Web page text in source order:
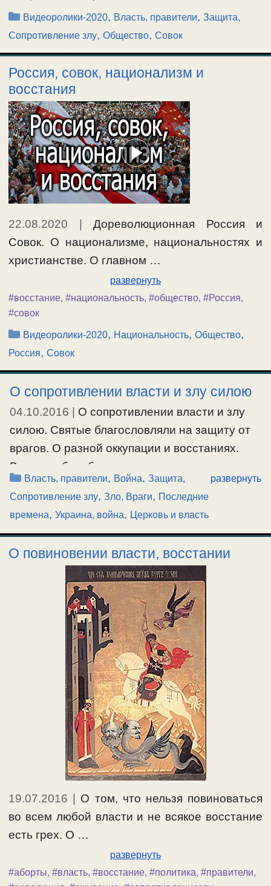
Рубрики
Видеоролики-2020, Власть, правители,Защита,
Сопротивление злу, Общество, Совок
Россия, совок, национализм и
восстания
22.08.2020 | Дореволюционная Россия и
Совок. О национализме, национальностях и
христианстве. О главном …
развернуть
#восстание, #национальность, #общество, #Россия,
#совок
Рубрики
Видеоролики-2020, Национальность,Общество,
Россия, Совок
О сопротивлении власти и злу силою
04.10.2016
О сопротивлении власти и злу
силою. Святые благословляли на защиту от
врагов. О разной оккупации и восстаниях.
Внешняя борьба со злом и внутренние
изменения к добру. О различном
революционном духе, революции 1917г и
борьбе за правду. Пример царя и пророка
Давида в его отношении к врагам, в жизни и в
Псалтири. О моих призывах и наставлениях
людей. Об анафеме на советскую власть.
#восстание,#враги,#общество, #правда
#равнодушие, #советскаявласть
#сопротивлениезлу
Рубрики
Власть, правители, Война,Защита,
Сопротивление злу, Зло, Враги, Последние
времена, Украина, война, Церковь и власть
развернуть
О повиновении власти, восстании
19.07.2016 | О том, что нельзя повиноваться
во всем любой власти и не всякое восстание
есть грех. О …
развернуть
#аборты, #власть, #восстание, #политика, #правители,